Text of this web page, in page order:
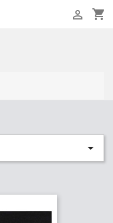
shopping_cart

